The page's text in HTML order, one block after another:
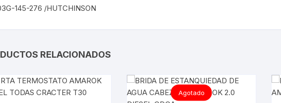
145-276 /HUTCHINSON
RELACIONADOS
Agotado